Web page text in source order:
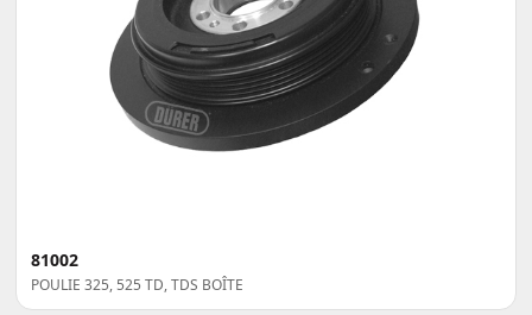
81002
POULIE 325, 525 TD, TDS BOÎTE